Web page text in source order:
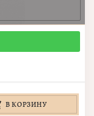
В КОРЗИНУ